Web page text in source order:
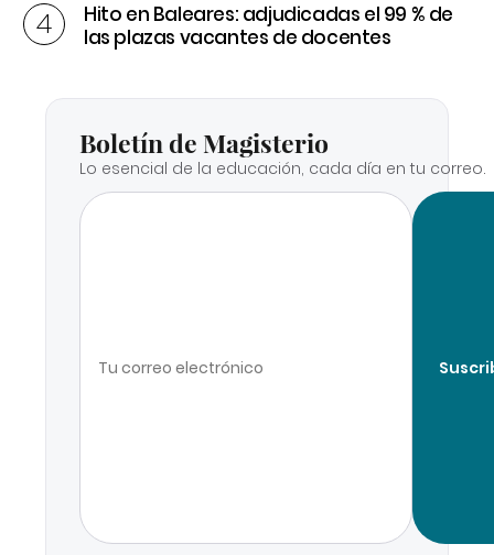
Hito en Baleares: adjudicadas el 99 % de
las plazas vacantes de docentes
Boletín de Magisterio
Lo esencial de la educación, cada día en tu correo.